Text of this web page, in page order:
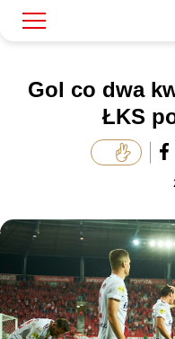
Klub
Akademia
Biznes
Gol co dwa
ŁKS